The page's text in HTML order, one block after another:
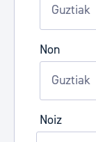
Non
Noiz